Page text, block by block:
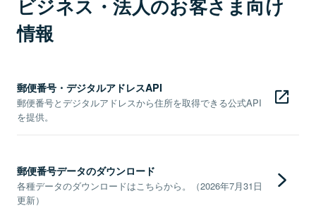
ビジネス・法人のお客さま向け
情報
郵便番号・デジタルアドレスAPI
郵便番号とデジタルアドレスから住所を取得できる公式API
を提供。
郵便番号データのダウンロード
各種データのダウンロードはこちらから。（2026年7月31日
更新）